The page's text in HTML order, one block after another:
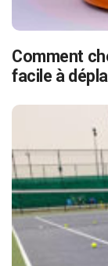
Comment
facile à